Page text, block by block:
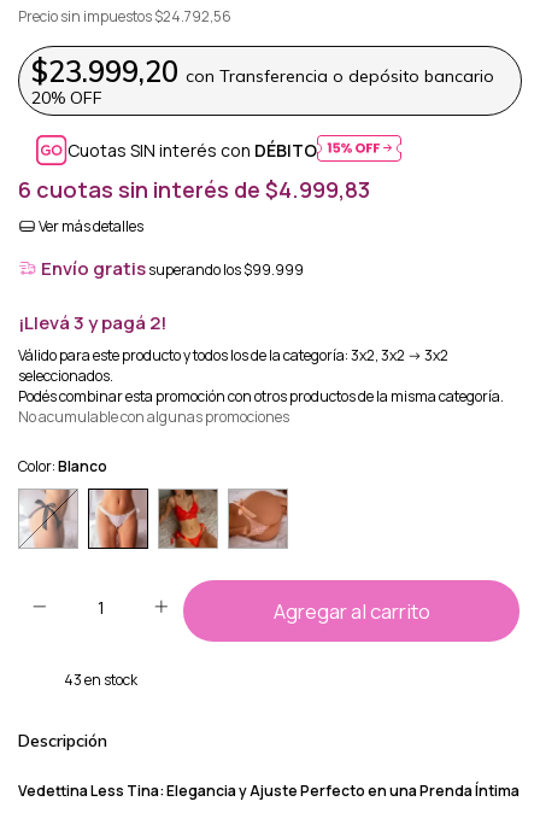
Precio sin impuestos$24.792,56
$23.999,20 con Transferencia o depósito bancario
20% OFF
Cuotas SIN interés con DÉBITO
6 cuotas sin interés de $4.999,83
Ver más detalles
Envío gratissuperando los$99.999
¡Llevá 3 y pagá 2!
Válido para este producto y todos los de la categoría: 3x2, 3x2 -> 3x2
seleccionados.
Podés combinar esta promoción con otros productos de la misma categoría.
No acumulable con algunas promociones
Color:Blanco
43en stock
Descripción
Vedettina Less Tina: Elegancia y Ajuste Perfecto en una Prenda Íntima